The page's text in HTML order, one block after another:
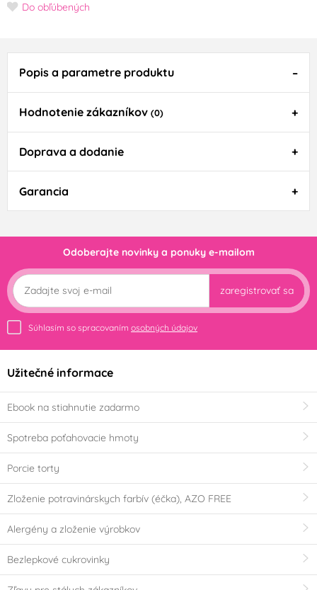
Do obľúbených
Popis a parametre produktu
Hodnotenie zákazníkov (0)
Doprava a dodanie
Garancia
Odoberajte novinky a ponuky e-mailom
zaregistrovať sa
Súhlasím so spracovaním osobných údajov
Užitečné informace
Ebook na stiahnutie zadarmo
Spotreba poťahovacie hmoty
Porcie torty
Zloženie potravinárskych farbív (éčka), AZO FREE
Alergény a zloženie výrobkov
Bezlepkové cukrovinky